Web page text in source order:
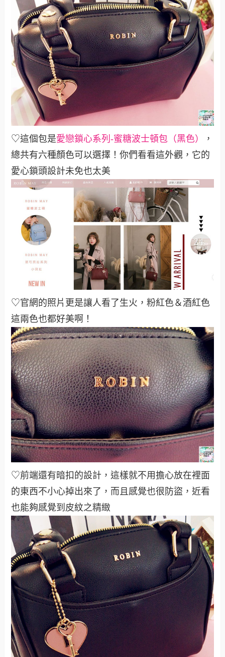
♡這個包是愛戀鎖心系列-蜜糖波士頓包（黑色）
，
總共有六種顏色可以選擇！你們看看這外觀，它的
愛心鎖頭設計未免也太美
♡官網的照片更是讓人看了生火，粉紅色＆酒紅色
這兩色也都好美啊！
♡前端還有暗扣的設計，這樣就不用擔心放在裡面
的東西不小心掉出來了，而且感覺也很防盜，近看
也能夠感覺到皮紋之精緻